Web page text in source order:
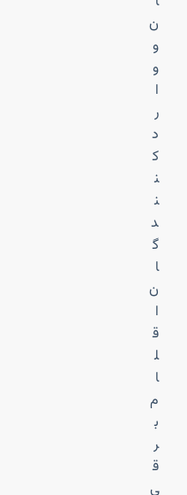
ن
و
و
ا
ر
د
ک
ن
ن
د
گ
ا
ن
ا
ق
ل
ا
م
ب
ر
ق
ی